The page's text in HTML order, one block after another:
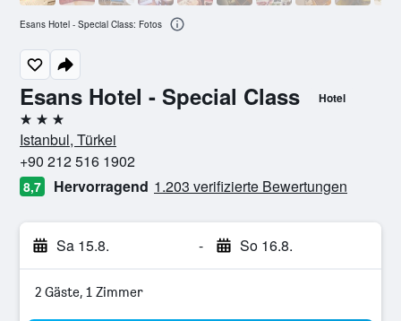
Esans Hotel - Special Class Hotel
3 Sterne
Istanbul, Türkei
+90 212 516 1902
8,7 Hervorragend 1.203 verifizierte Bewertungen
Sa 15.8. - So 16.8.
2 Gäste, 1 Zimmer
Esans Hotel - Special Class: Fotos